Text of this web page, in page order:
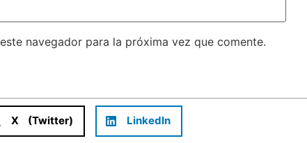
navegador para la próxima vez que comente.
X (Twitter) LinkedIn